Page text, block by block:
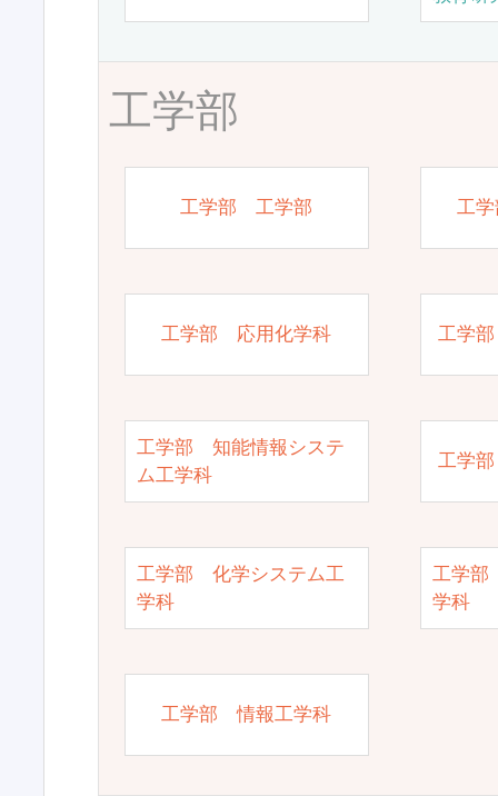
工学部
工学部 工学部 工
工学部 応用化学科 工学
工学部 知能情報システ
ム工学科
工学
工学部 化学システム工
学科
工学部
学科
工学部 情報工学科